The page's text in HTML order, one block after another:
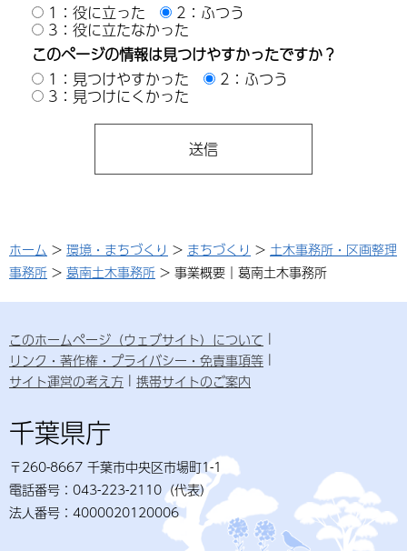
1：役に立った
2：ふつう
3：役に立たなかった
このページの情報は見つけやすかったですか？
1：見つけやすかった
2：ふつう
3：見つけにくかった
ホーム > 環境・まちづくり > まちづくり > 土木事務所・区画整理
事務所 > 葛南土木事務所 > 事業概要｜葛南土木事務所
このホームページ（ウェブサイト）について
リンク・著作権・プライバシー・免責事項等
サイト運営の考え方
携帯サイトのご案内
千葉県庁
〒260-8667 千葉市中央区市場町1-1
電話番号：043-223-2110（代表）
法人番号：4000020120006